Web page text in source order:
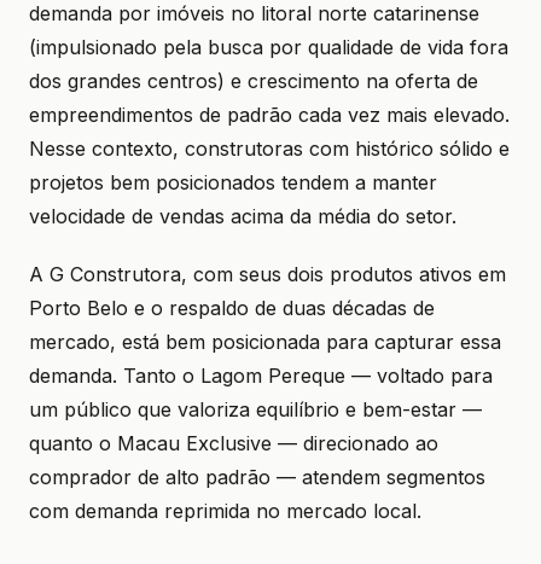
demanda por imóveis no litoral norte catarinense
(impulsionado pela busca por qualidade de vida fora
dos grandes centros) e crescimento na oferta de
empreendimentos de padrão cada vez mais elevado.
Nesse contexto, construtoras com histórico sólido e
projetos bem posicionados tendem a manter
velocidade de vendas acima da média do setor.
A G Construtora, com seus dois produtos ativos em
Porto Belo e o respaldo de duas décadas de
mercado, está bem posicionada para capturar essa
demanda. Tanto o Lagom Pereque — voltado para
um público que valoriza equilíbrio e bem-estar —
quanto o Macau Exclusive — direcionado ao
comprador de alto padrão — atendem segmentos
com demanda reprimida no mercado local.